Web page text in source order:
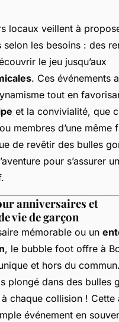
locaux veillent à
selon les besoins : des
le jeu jusqu’aux
. Ces événements
tout en
et la convivialité, que
membres d’une même
de revêtir des bulles
pour s’assurer
anniversaires et
vie de garçon
mémorable ou un
, le bubble foot offre à
et hors du
plongé dans des bulles
chaque collision ! Cette
événement en